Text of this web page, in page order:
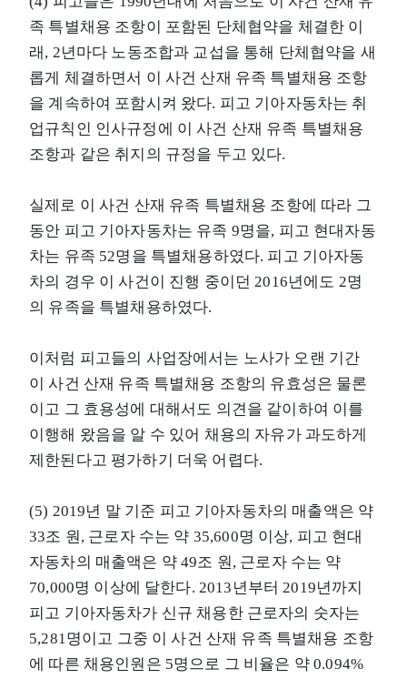
족 특별채용 조항이 포함된 단체협약을 체결한 이
래, 2년마다 노동조합과 교섭을 통해 단체협약을 새
롭게 체결하면서 이 사건 산재 유족 특별채용 조항
을 계속하여 포함시켜 왔다. 피고 기아자동차는 취
업규칙인 인사규정에 이 사건 산재 유족 특별채용
조항과 같은 취지의 규정을 두고 있다.
실제로 이 사건 산재 유족 특별채용 조항에 따라 그
동안 피고 기아자동차는 유족 9명을, 피고 현대자동
차는 유족 52명을 특별채용하였다. 피고 기아자동
차의 경우 이 사건이 진행 중이던 2016년에도 2명
의 유족을 특별채용하였다.
이처럼 피고들의 사업장에서는 노사가 오랜 기간
이 사건 산재 유족 특별채용 조항의 유효성은 물론
이고 그 효용성에 대해서도 의견을 같이하여 이를
이행해 왔음을 알 수 있어 채용의 자유가 과도하게
제한된다고 평가하기 더욱 어렵다.
(5) 2019년 말 기준 피고 기아자동차의 매출액은 약
33조 원, 근로자 수는 약 35,600명 이상, 피고 현대
자동차의 매출액은 약 49조 원, 근로자 수는 약
70,000명 이상에 달한다. 2013년부터 2019년까지
피고 기아자동차가 신규 채용한 근로자의 숫자는
5,281명이고 그중 이 사건 산재 유족 특별채용 조항
에 따른 채용인원은 5명으로 그 비율은 약 0.094%